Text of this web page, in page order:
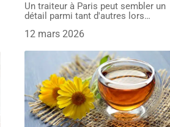
Un traiteur à Paris peut sembler un
détail parmi tant d'autres lors…
12 mars 2026